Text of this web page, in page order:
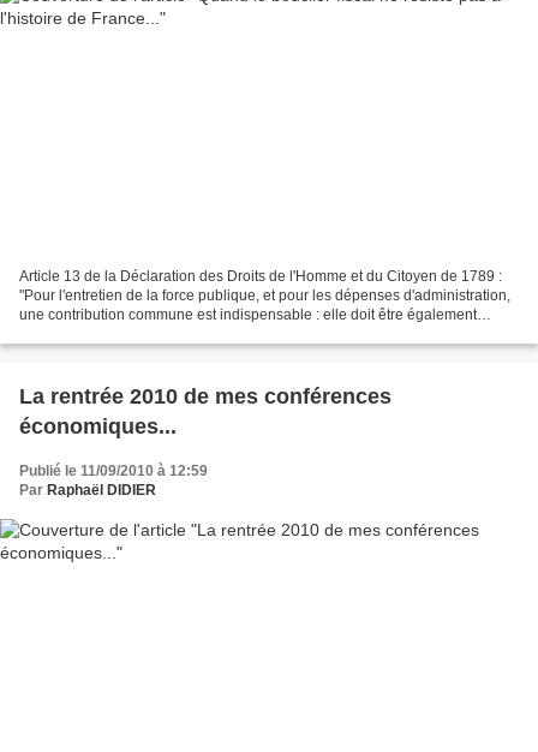
Article 13 de la Déclaration des Droits de l'Homme et du Citoyen de 1789 :
"Pour l'entretien de la force publique, et pour les dépenses d'administration,
une contribution commune est indispensable : elle doit être également
La rentrée 2010 de mes conférences
économiques...
Publié le 11/09/2010 à 12:59
Par Raphaël DIDIER